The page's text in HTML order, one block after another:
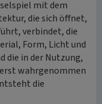
mit dem
die sich öffnet,
verbindet, die
Form, Licht und
die in der Nutzung,
wahrgenommen
die